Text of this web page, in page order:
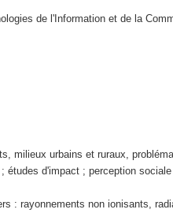
de l'Information et de la
milieux urbains et ruraux,
d'impact ; perception
: rayonnements non ionisants,